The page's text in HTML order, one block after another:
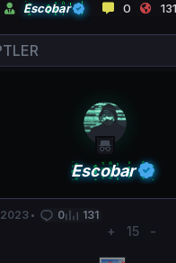
Escobar
0 131
Escobar
2023 0 131
+ 15 -